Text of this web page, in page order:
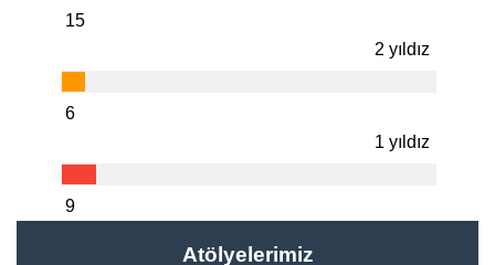
15
2 yıldız
6
1 yıldız
9
Atölyelerimiz